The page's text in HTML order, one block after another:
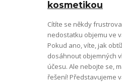
kosmetikou
Cítíte se někdy
nedostatku objemu ve
Pokud ano, víte, jak
dosáhnout objemných
účesu. Ale nebojte se,
řešení! Představujeme